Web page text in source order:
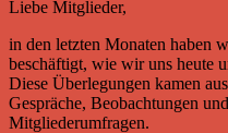
Liebe Mitglieder,
in den letzten Monaten haben
beschäftigt, wie wir uns heute
Diese Überlegungen kamen
Gespräche, Beobachtungen
Mitgliederumfragen.